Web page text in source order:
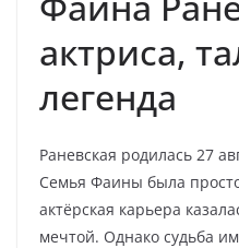
актриса,
легенда
Раневская родилась 27
Семья Фаины была
актёрская карьера
мечтой. Однако судьба